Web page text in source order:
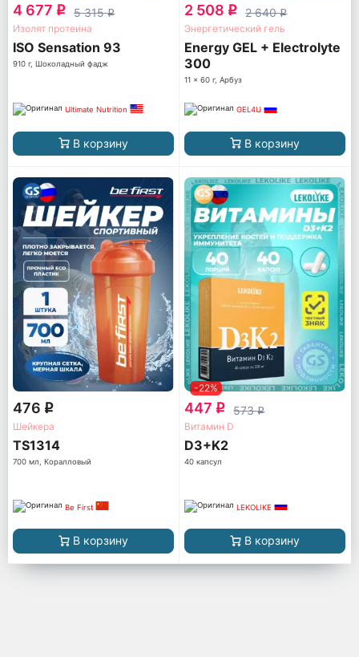
4 677 q 5 315q
Изолят протеина
ISO Sensation 93
910 г, Шоколадный фадж
Ultimate Nutrition
В корзину
2 508 q 2 640q
Энергетический гель
Energy GEL + Electrolyte
300
11 x 60 г, Арбуз
GEL4U
В корзину
476 q
Шейкера
TS1314
700 мл, Коралловый
Be First
В корзину
-22%
447 q 573q
Витамин D
D3+K2
40 капсул
LEKOLIKE
В корзину